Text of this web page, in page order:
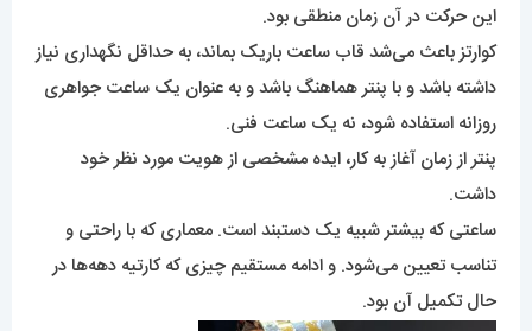
این حرکت در آن زمان منطقی بود.
کوارتز باعث می‌شد قاب ساعت باریک بماند، به حداقل نگهداری نیاز
داشته باشد و با پنتر هماهنگ باشد و به عنوان یک ساعت جواهری
روزانه استفاده شود، نه یک ساعت فنی.
پنتر از زمان آغاز به کار، ایده مشخصی از هویت مورد نظر خود
داشت.
ساعتی که بیشتر شبیه یک دستبند است. معماری که با راحتی و
تناسب تعیین می‌شود. و ادامه مستقیم چیزی که کارتیه دهه‌ها در
حال تکمیل آن بود.